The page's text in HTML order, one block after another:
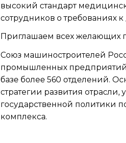
высокий стандарт
сотрудников о требованиях
Приглашаем всех желающих
Союз машиностроителей
промышленных предприятий,
базе более 560 отделений.
стратегии развития
государственной политики
комплекса.